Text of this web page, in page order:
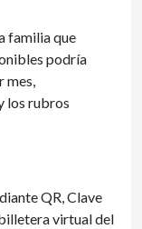
familia que
podría
mes,
los rubros
QR, Clave
virtual del